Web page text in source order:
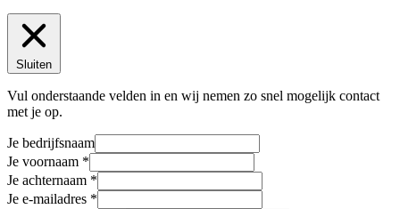
Sluiten
Vul onderstaande velden in en wij nemen zo snel mogelijk contact
met je op.
Je bedrijfsnaam
Je voornaam
Je achternaam
Je e-mailadres